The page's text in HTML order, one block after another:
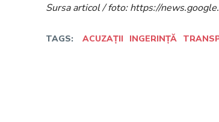
Sursa articol / foto: https://
TAGS: ACUZAȚII INGERINȚĂ